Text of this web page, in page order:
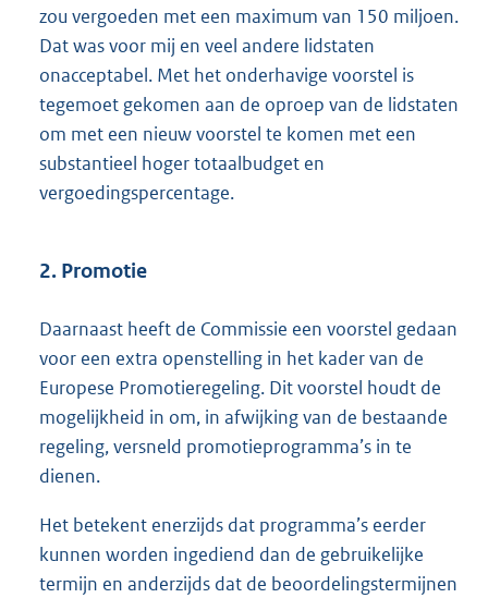
zou vergoeden met een maximum van 150 miljoen.
Dat was voor mij en veel andere lidstaten
onacceptabel. Met het onderhavige voorstel is
tegemoet gekomen aan de oproep van de lidstaten
om met een nieuw voorstel te komen met een
substantieel hoger totaalbudget en
vergoedingspercentage.
2. Promotie
Daarnaast heeft de Commissie een voorstel gedaan
voor een extra openstelling in het kader van de
Europese Promotieregeling. Dit voorstel houdt de
mogelijkheid in om, in afwijking van de bestaande
regeling, versneld promotieprogramma’s in te
dienen.
Het betekent enerzijds dat programma’s eerder
kunnen worden ingediend dan de gebruikelijke
termijn en anderzijds dat de beoordelingstermijnen